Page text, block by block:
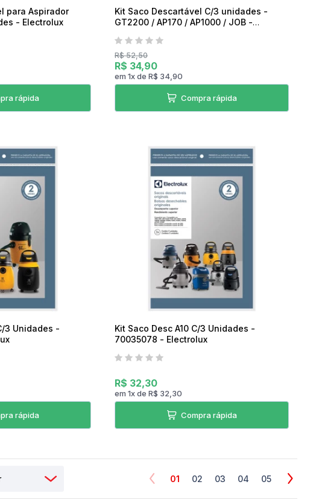
para Aspirador
Hidrovac C/3 unidades - Electrolux
rápida
Kit Saco Descartável C/3 unidades -
GT2200 / AP170 / AP1000 / JOB -
R$ 52,50
R$ 34,90
em 1xde R$ 34,90
Compra rápida
3 Unidades -
rápida
Kit Saco Desc A10 C/3 Unidades -
70035078 - Electrolux
R$ 32,30
em 1xde R$ 32,30
Compra rápida
01 02 03 04 05